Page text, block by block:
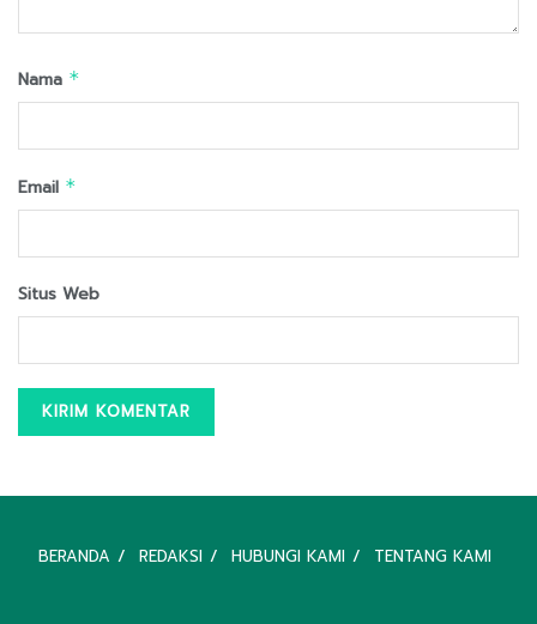
Nama *
Email *
Situs Web
BERANDA REDAKSI HUBUNGI KAMI TENTANG KAMI